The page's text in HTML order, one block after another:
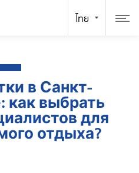
в Санкт-
как выбрать
для
отдыха?